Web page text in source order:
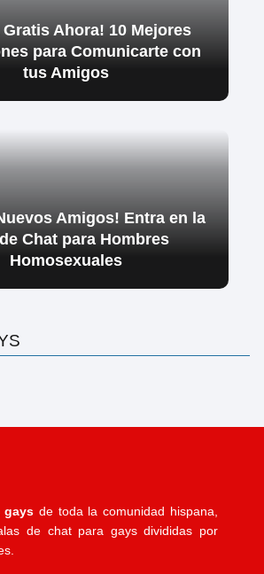
Gratis Ahora! 10 Mejores
para Comunicarte con
tus Amigos
Amigos! Entra en la
Chat para Hombres
Homosexuales
gays de toda la comunidad hispana,
de chat para gays divididas por